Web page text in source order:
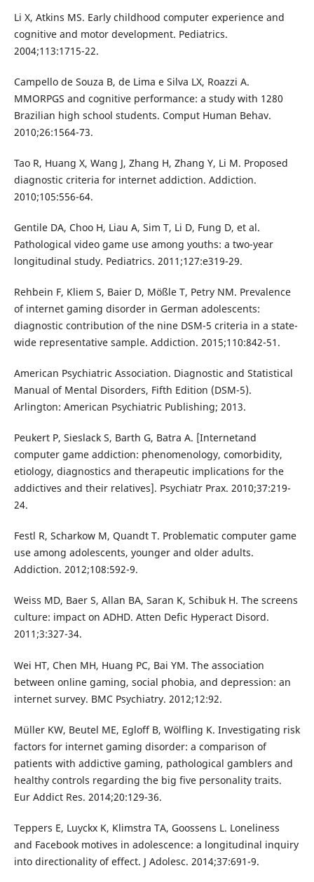
Li X, Atkins MS. Early childhood computer experience and
cognitive and motor development. Pediatrics.
2004;113:1715-22.
Campello de Souza B, de Lima e Silva LX, Roazzi A.
MMORPGS and cognitive performance: a study with 1280
Brazilian high school students. Comput Human Behav.
2010;26:1564-73.
Tao R, Huang X, Wang J, Zhang H, Zhang Y, Li M. Proposed
diagnostic criteria for internet addiction. Addiction.
2010;105:556-64.
Gentile DA, Choo H, Liau A, Sim T, Li D, Fung D, et al.
Pathological video game use among youths: a two-year
longitudinal study. Pediatrics. 2011;127:e319-29.
Rehbein F, Kliem S, Baier D, Mößle T, Petry NM. Prevalence
of internet gaming disorder in German adolescents:
diagnostic contribution of the nine DSM-5 criteria in a state-
wide representative sample. Addiction. 2015;110:842-51.
American Psychiatric Association. Diagnostic and Statistical
Manual of Mental Disorders, Fifth Edition (DSM-5).
Arlington: American Psychiatric Publishing; 2013.
Peukert P, Sieslack S, Barth G, Batra A. [Internetand
computer game addiction: phenomenology, comorbidity,
etiology, diagnostics and therapeutic implications for the
addictives and their relatives]. Psychiatr Prax. 2010;37:219-
24.
Festl R, Scharkow M, Quandt T. Problematic computer game
use among adolescents, younger and older adults.
Addiction. 2012;108:592-9.
Weiss MD, Baer S, Allan BA, Saran K, Schibuk H. The screens
culture: impact on ADHD. Atten Defic Hyperact Disord.
2011;3:327-34.
Wei HT, Chen MH, Huang PC, Bai YM. The association
between online gaming, social phobia, and depression: an
internet survey. BMC Psychiatry. 2012;12:92.
Müller KW, Beutel ME, Egloff B, Wölfling K. Investigating risk
factors for internet gaming disorder: a comparison of
patients with addictive gaming, pathological gamblers and
healthy controls regarding the big five personality traits.
Eur Addict Res. 2014;20:129-36.
Teppers E, Luyckx K, Klimstra TA, Goossens L. Loneliness
and Facebook motives in adolescence: a longitudinal inquiry
into directionality of effect. J Adolesc. 2014;37:691-9.